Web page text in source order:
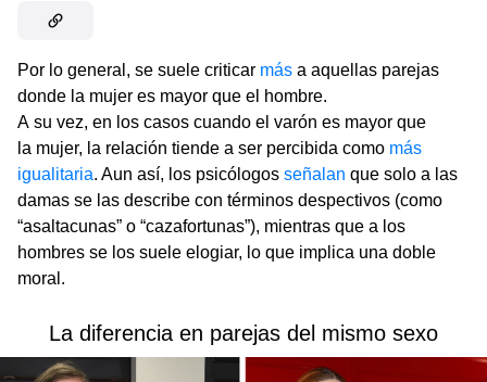
Por lo general, se suele criticar más a aquellas parejas
donde la mujer es mayor que el hombre.
A su vez, en los casos cuando el varón es mayor que
la mujer, la relación tiende a ser percibida como más
igualitaria. Aun así, los psicólogos señalan que solo a las
damas se las describe con términos despectivos (como
“asaltacunas” o “cazafortunas”), mientras que a los
hombres se los suele elogiar, lo que implica una doble
moral.
La diferencia en parejas del mismo sexo